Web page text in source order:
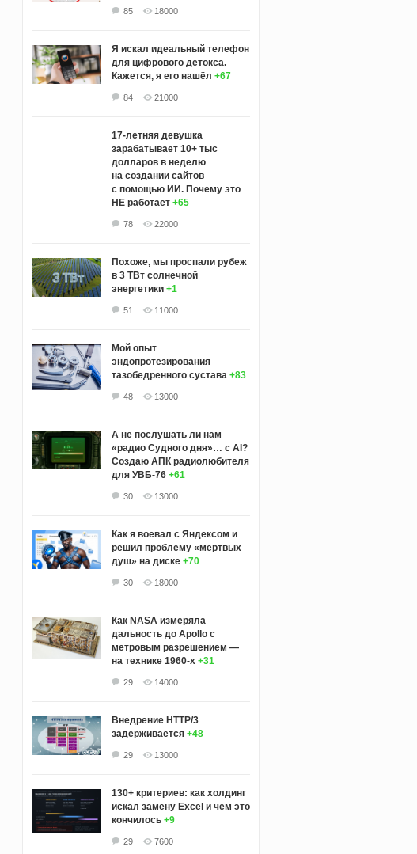
85 18000
Я искал идеальный телефон
для цифрового детокса.
Кажется, я его нашёл +67
84 21000
17-летняя девушка
зарабатывает 10+ тыс
долларов в неделю
на создании сайтов
с помощью ИИ. Почему это
НЕ работает +65
78 22000
Похоже, мы проспали рубеж
в 3 ТВт солнечной
энергетики +1
51 11000
Мой опыт
эндопротезирования
тазобедренного сустава +83
48 13000
А не послушать ли нам
«радио Судного дня»… с AI?
Создаю АПК радиолюбителя
для УВБ-76 +61
30 13000
Как я воевал с Яндексом и
решил проблему «мертвых
душ» на диске +70
30 18000
Как NASA измеряла
дальность до Apollo с
метровым разрешением —
на технике 1960-х +31
29 14000
Внедрение HTTP/3
задерживается +48
29 13000
130+ критериев: как холдинг
искал замену Excel и чем это
кончилось +9
29 7600